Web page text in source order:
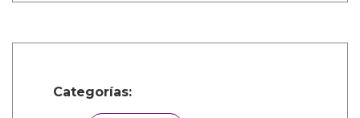
Categorías: